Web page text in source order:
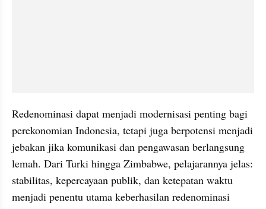
Redenominasi dapat menjadi modernisasi penting bagi
perekonomian Indonesia, tetapi juga berpotensi menjadi
jebakan jika komunikasi dan pengawasan berlangsung
lemah. Dari Turki hingga Zimbabwe, pelajarannya jelas:
stabilitas, kepercayaan publik, dan ketepatan waktu
menjadi penentu utama keberhasilan redenominasi